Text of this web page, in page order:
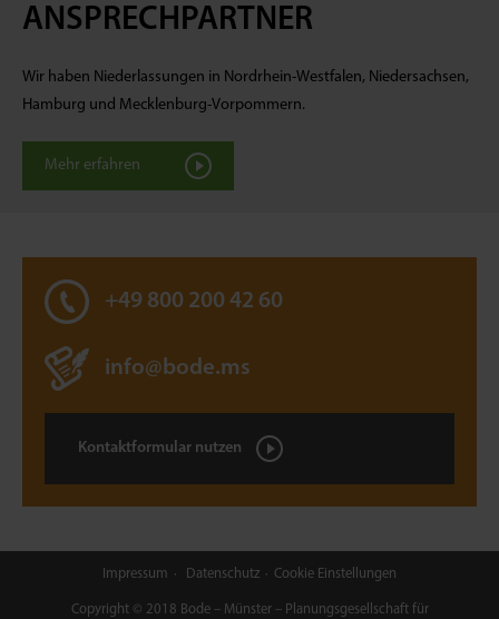
ANSPRECHPARTNER
Wir haben Niederlassungen in Nordrhein-Westfalen, Niedersachsen,
Hamburg und Mecklenburg-Vorpommern.
Mehr erfahren
+49 800 200 42 60
info@bode.ms
Kontaktformular nutzen
Impressum Datenschutz Cookie Einstellungen
Copyright © 2018 Bode – Münster – Planungsgesellschaft für